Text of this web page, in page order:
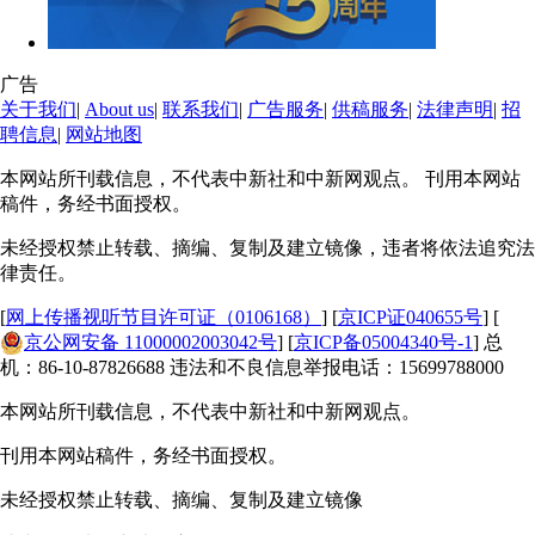
广告
关于我们| About us| 联系我们| 广告服务| 供稿服务| 法律声明| 招
聘信息| 网站地图
本网站所刊载信息，不代表中新社和中新网观点。 刊用本网站
稿件，务经书面授权。
未经授权禁止转载、摘编、复制及建立镜像，违者将依法追究法
律责任。
[网上传播视听节目许可证（0106168） ] [京ICP证040655号] [
京公网安备 11000002003042号] [京ICP备05004340号-1] 总
机：86-10-87826688 违法和不良信息举报电话：15699788000
本网站所刊载信息，不代表中新社和中新网观点。
刊用本网站稿件，务经书面授权。
未经授权禁止转载、摘编、复制及建立镜像